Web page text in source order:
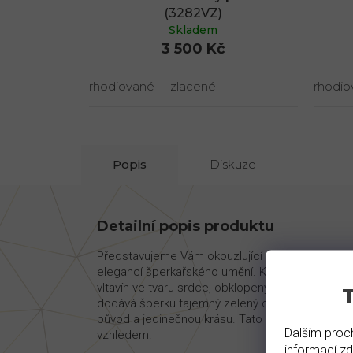
Dalším
(3282VZ)
Skladem
3 500 Kč
rhodiované zlacené
Popis Diskuze
Detailní popis produktu
Představujeme Vám okouzlující vltavínovou
elegancí šperkařského umění. Každý kousek
vltavín ve tvaru srdce, obklopený třpytivými
dodává šperku tajemný zelený odstín a
původ a jedinečnou krásu. Tato souprava je
vzhledem.